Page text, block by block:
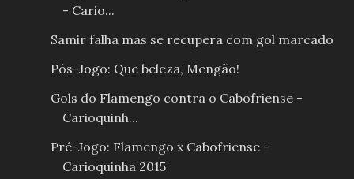
- Cario...
Samir falha mas se recupera com gol marcado
Pós-Jogo: Que beleza, Mengão!
Gols do Flamengo contra o Cabofriense -
Carioquinh...
Pré-Jogo: Flamengo x Cabofriense -
Carioquinha 2015